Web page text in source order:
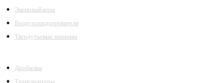
Экономайзеры
Воздухоподогреватели
Тягодутьевые машины
Дробилки
Транспортеры